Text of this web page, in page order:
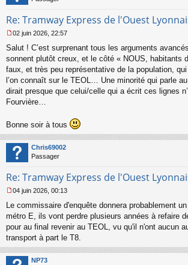
Re: Tramway Express de l'Ouest
e
s
s
g
e
n
l
u
02 juin 2026, 22:57
Salut ! C’est surprenant tous les arguments
sonnent plutôt creux, et le côté « NOUS, habitants
faux, et très peu représentative de la population,
l’on connaît sur le TEOL… Une minorité qui parle
dirait presque que celui/celle qui a écrit ces lignes
Fourvière…
Bonne soir à tous
Chris69002
Passager
Re: Tramway Express de l'Ouest
e
s
s
g
n
04 juin 2026, 00:13
Le commissaire d'enquête donnera probablement
métro E, ils vont perdre plusieurs années à refaire
pour au final revenir au TEOL, vu qu'il n'ont aucun
transport à part le T8.
NP73